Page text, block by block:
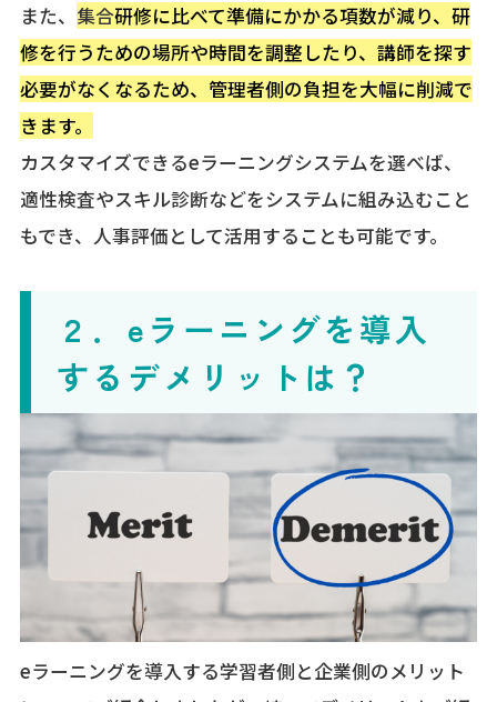
また、 集合研修に比べて準備にかかる項数が減り、研
修を行うための場所や時間を調整したり、講師を探す
必要がなくなるため、管理者側の負担を大幅に削減で
きます。
カスタマイズできるeラーニングシステムを選べば、
適性検査やスキル診断などをシステムに組み込むこと
もでき、人事評価として活用することも可能です。
２．eラーニングを導入
するデメリットは？
eラーニングを導入する学習者側と企業側のメリット